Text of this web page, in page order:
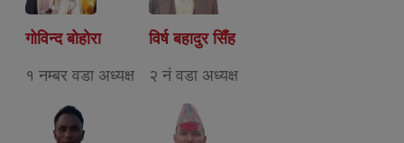
गोविन्द बोहोरा
१ नम्बर वडा अध्यक्ष
विर्ष बहादुर सिँह
२ नं वडा अध्यक्ष